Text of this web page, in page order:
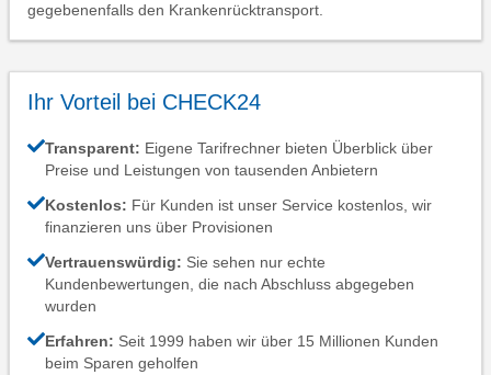
gegebenenfalls den Krankenrücktransport.
Ihr Vorteil bei CHECK24
Transparent: Eigene Tarifrechner bieten Überblick über
Preise und Leistungen von tausenden Anbietern
Kostenlos: Für Kunden ist unser Service kostenlos, wir
finanzieren uns über Provisionen
Vertrauenswürdig: Sie sehen nur echte
Kundenbewertungen, die nach Abschluss abgegeben
wurden
Erfahren: Seit 1999 haben wir über 15 Millionen Kunden
beim Sparen geholfen